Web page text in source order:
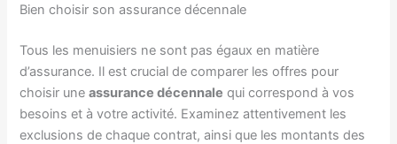
Bien choisir son assurance décennale
Tous les menuisiers ne sont pas égaux en matière
d’assurance. Il est crucial de comparer les offres pour
choisir uneassurance décennale qui correspond à vos
besoins et à votre activité. Examinez attentivement les
exclusions de chaque contrat, ainsi que les montants des